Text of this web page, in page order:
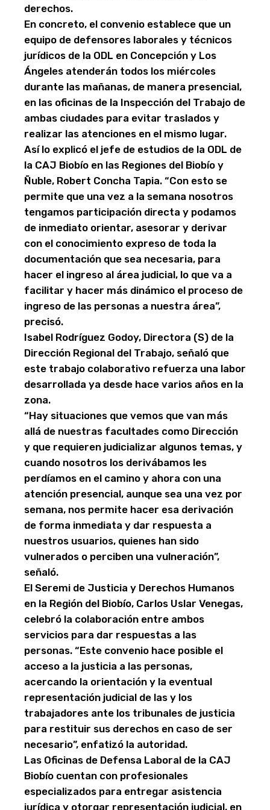
derechos.
En concreto, el convenio establece que un
equipo de defensores laborales y técnicos
jurídicos de la ODL en Concepción y Los
Ángeles atenderán todos los miércoles
durante las mañanas, de manera presencial,
en las oficinas de la Inspección del Trabajo de
ambas ciudades para evitar traslados y
realizar las atenciones en el mismo lugar.
Así lo explicó el jefe de estudios de la ODL de
la CAJ Biobío en las Regiones del Biobío y
Ñuble, Robert Concha Tapia. “Con esto se
permite que una vez a la semana nosotros
tengamos participación directa y podamos
de inmediato orientar, asesorar y derivar
con el conocimiento expreso de toda la
documentación que sea necesaria, para
hacer el ingreso al área judicial, lo que va a
facilitar y hacer más dinámico el proceso de
ingreso de las personas a nuestra área”,
precisó.
Isabel Rodríguez Godoy, Directora (S) de la
Dirección Regional del Trabajo, señaló que
este trabajo colaborativo refuerza una labor
desarrollada ya desde hace varios años en la
zona.
“Hay situaciones que vemos que van más
allá de nuestras facultades como Dirección
y que requieren judicializar algunos temas, y
cuando nosotros los derivábamos les
perdíamos en el camino y ahora con una
atención presencial, aunque sea una vez por
semana, nos permite hacer esa derivación
de forma inmediata y dar respuesta a
nuestros usuarios, quienes han sido
vulnerados o perciben una vulneración”,
señaló.
El Seremi de Justicia y Derechos Humanos
en la Región del Biobío, Carlos Uslar Venegas,
celebró la colaboración entre ambos
servicios para dar respuestas a las
personas. “Este convenio hace posible el
acceso a la justicia a las personas,
acercando la orientación y la eventual
representación judicial de las y los
trabajadores ante los tribunales de justicia
para restituir sus derechos en caso de ser
necesario”, enfatizó la autoridad.
Las Oficinas de Defensa Laboral de la CAJ
Biobío cuentan con profesionales
especializados para entregar asistencia
jurídica y otorgar representación judicial, en